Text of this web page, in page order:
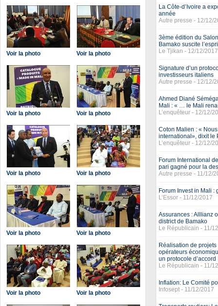
Voir la photo Voir la photo
Voir la photo Voir la photo
Voir la photo Voir la photo
Voir la photo Voir la photo
Voir la photo Voir la photo
La Côte-d’Ivoire a
année
Autre presse - 12/12/
3ème édition du
Bamako suscite
Le Tjikan - 12/12/2017
Signature d’un
investisseurs italiens
Autre presse - 12/12/
Ahmed Diané
Mali : « … le Mali
L’enquêteur - 12/12/
Coton Malien : «
international», dixit le
L’enquêteur - 12/12/
Forum International
pari gagné pour la
Autre presse - 11/12/
Forum Invest in Mali :
L’Essor - 11/12/2017
Assurances : Alllianz
district de Bamako
Le Républicain - 11/
Réalisation de projets
opérateurs
un protocole d’accord
Le Républicain - 11/
Inflation: Le Comité
Infosept - 11/12/2017